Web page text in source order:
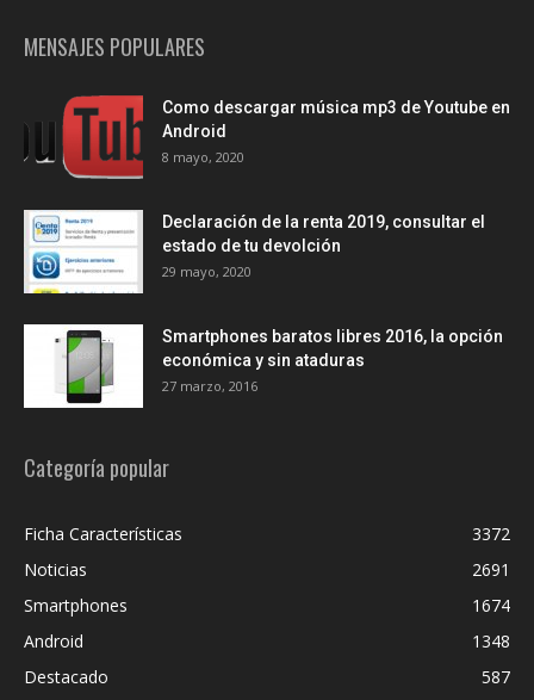
MENSAJES POPULARES
Como descargar música mp3 de Youtube en
Android
8 mayo, 2020
Declaración de la renta 2019, consultar el
estado de tu devolción
29 mayo, 2020
Smartphones baratos libres 2016, la opción
económica y sin ataduras
27 marzo, 2016
Categoría popular
Ficha Características
3372
Noticias
2691
Smartphones
1674
Android
1348
Destacado
587